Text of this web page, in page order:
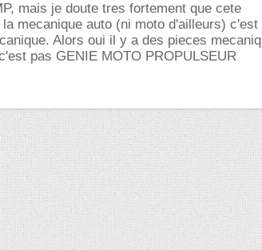
mais je doute tres fortement que cete
mecanique auto (ni moto d'ailleurs) c'est
Alors oui il y a des pieces
pas GENIE MOTO PROPULSEUR